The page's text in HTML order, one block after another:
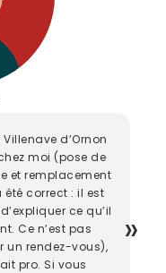
d’Ornon
moi (pose de
et remplacement
été correct : il est
ce qu’il
Ce n’est pas
un rendez-vous),
pro. Si vous